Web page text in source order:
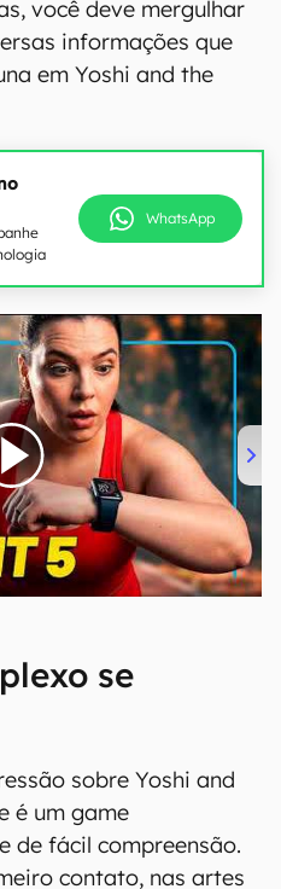
você deve mergulhar
informações que
em Yoshi and the
WhatsApp
se
sobre Yoshi and
é um game
de fácil compreensão.
contato, nas artes